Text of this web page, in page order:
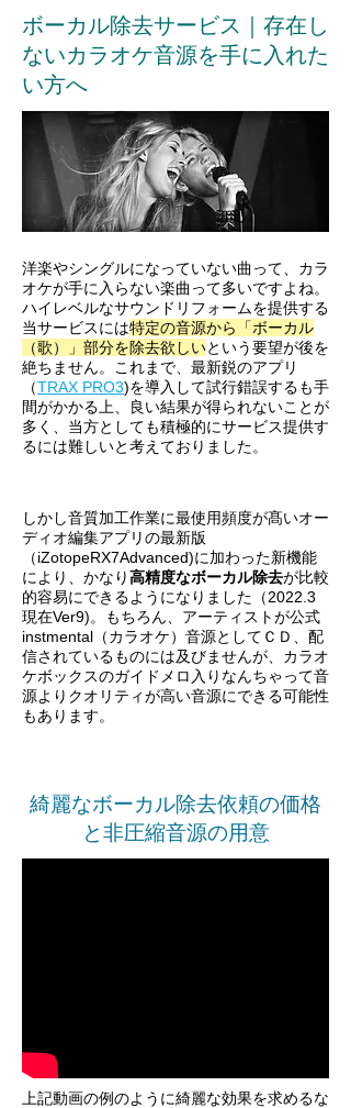
​ボーカル除去サービス｜存在し
ないカラオケ音源を手に入れた
い方へ
​洋楽やシングルになっていない曲って、カラ
オケが手に入らない楽曲って多いですよね。
ハイレベルなサウンドリフォームを提供する
当サービスには特定の音源から「ボーカル
（歌）」部分を除去欲しいという要望が後を
絶ちません。これまで、最新鋭のアプリ
（TRAX PRO3)を導入して試行錯誤するも手
間がかかる上、良い結果が得られないことが
多く、当方としても積極的にサービス提供す
るには難しいと考えておりました。
​しかし音質加工作業に最使用頻度が髙いオー
ディオ編集アプリの最新版
（iZotopeRX7Advanced)に加わった新機能
により、かなり高精度なボーカル除去が比較
的容易にできるようになりました（2022.3
現在Ver9)。もちろん、アーティストが公式
instmental（カラオケ）音源としてＣＤ、配
信されているものには及びませんが、カラオ
ケボックスのガイドメロ入りなんちゃって音
源よりクオリティが高い音源にできる可能性
もあります。
綺麗なボーカル除去依頼の価格
と非圧縮音源の用意
​上記動画の例のように綺麗な効果を求めるな